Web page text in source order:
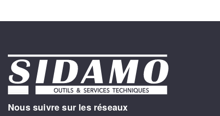
Nous suivre sur les réseaux